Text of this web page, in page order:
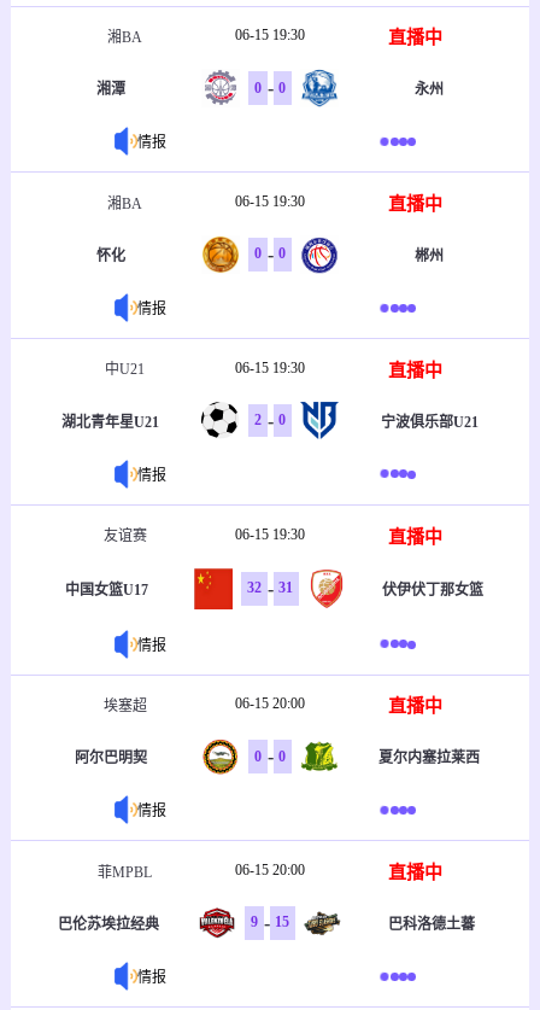
湘BA 06-15 19:30 直播中
湘潭 0 - 0 永州
情报
湘BA 06-15 19:30 直播中
怀化 0 - 0 郴州
情报
中U21 06-15 19:30 直播中
湖北青年星U21 2 - 0 宁波俱乐部U21
情报
友谊赛 06-15 19:30 直播中
中国女篮U17 32 - 31 伏伊伏丁那女篮
情报
埃塞超 06-15 20:00 直播中
阿尔巴明契 0 - 0 夏尔内塞拉莱西
情报
菲MPBL 06-15 20:00 直播中
巴伦苏埃拉经典 9 - 15 巴科洛德土蕃
情报